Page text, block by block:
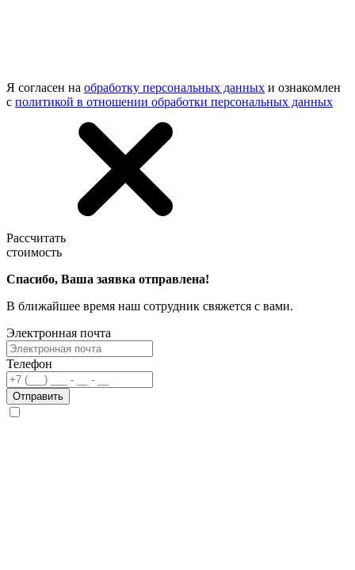
Я согласен на обработку персональных данных и ознакомлен
с политикой в отношении обработки персональных данных
Рассчитать
стоимость
Спасибо, Ваша заявка отправлена!
В ближайшее время наш сотрудник свяжется с вами.
Электронная почта
Телефон
Отправить